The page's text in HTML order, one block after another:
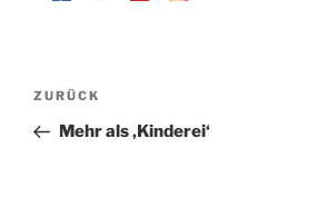
Beitragsnavigation
Vorheriger
Beitrag
ZURÜCK
Mehr als ‚Kinderei‘